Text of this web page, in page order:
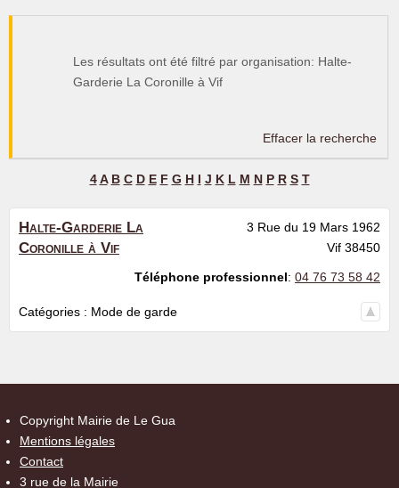
Les résultats ont été filtré par organisation: Halte-
Garderie La Coronille à Vif
Effacer la recherche
4 A B C D E F G H I J K L M N P R S T
Halte-Garderie La
Coronille à Vif
3 Rue du 19 Mars 1962
Vif 38450
Téléphone professionnel: 04 76 73 58 42
Catégories : Mode de garde
Copyright Mairie de Le Gua
Mentions légales
Contact
3 rue de la Mairie